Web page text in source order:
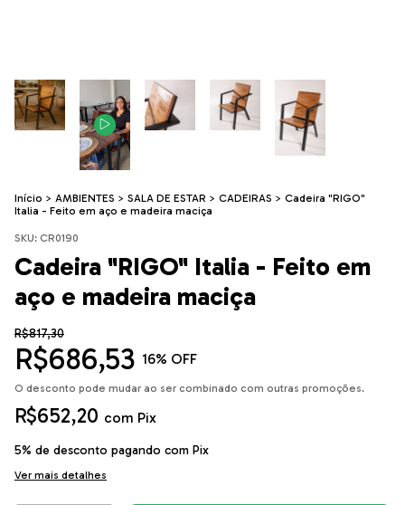
Início > AMBIENTES > SALA DE ESTAR > CADEIRAS > Cadeira "RIGO"
Italia - Feito em aço e madeira maciça
SKU: CR0190
Cadeira "RIGO" Italia - Feito em
aço e madeira maciça
R$817,30
R$686,53 16% OFF
O desconto pode mudar ao ser combinado com outras promoções.
R$652,20 com Pix
5% de desconto pagando com Pix
Ver mais detalhes